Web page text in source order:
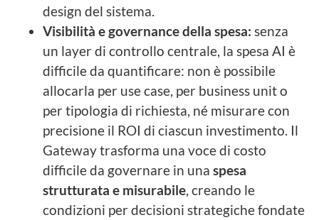
design del sistema.
Visibilità e governance della spesa: senza
un layer di controllo centrale, la spesa AI è
difficile da quantificare: non è possibile
allocarla per use case, per business unit o
per tipologia di richiesta, né misurare con
precisione il ROI di ciascun investimento. Il
Gateway trasforma una voce di costo
difficile da governare in una spesa
strutturata e misurabile, creando le
condizioni per decisioni strategiche fondate